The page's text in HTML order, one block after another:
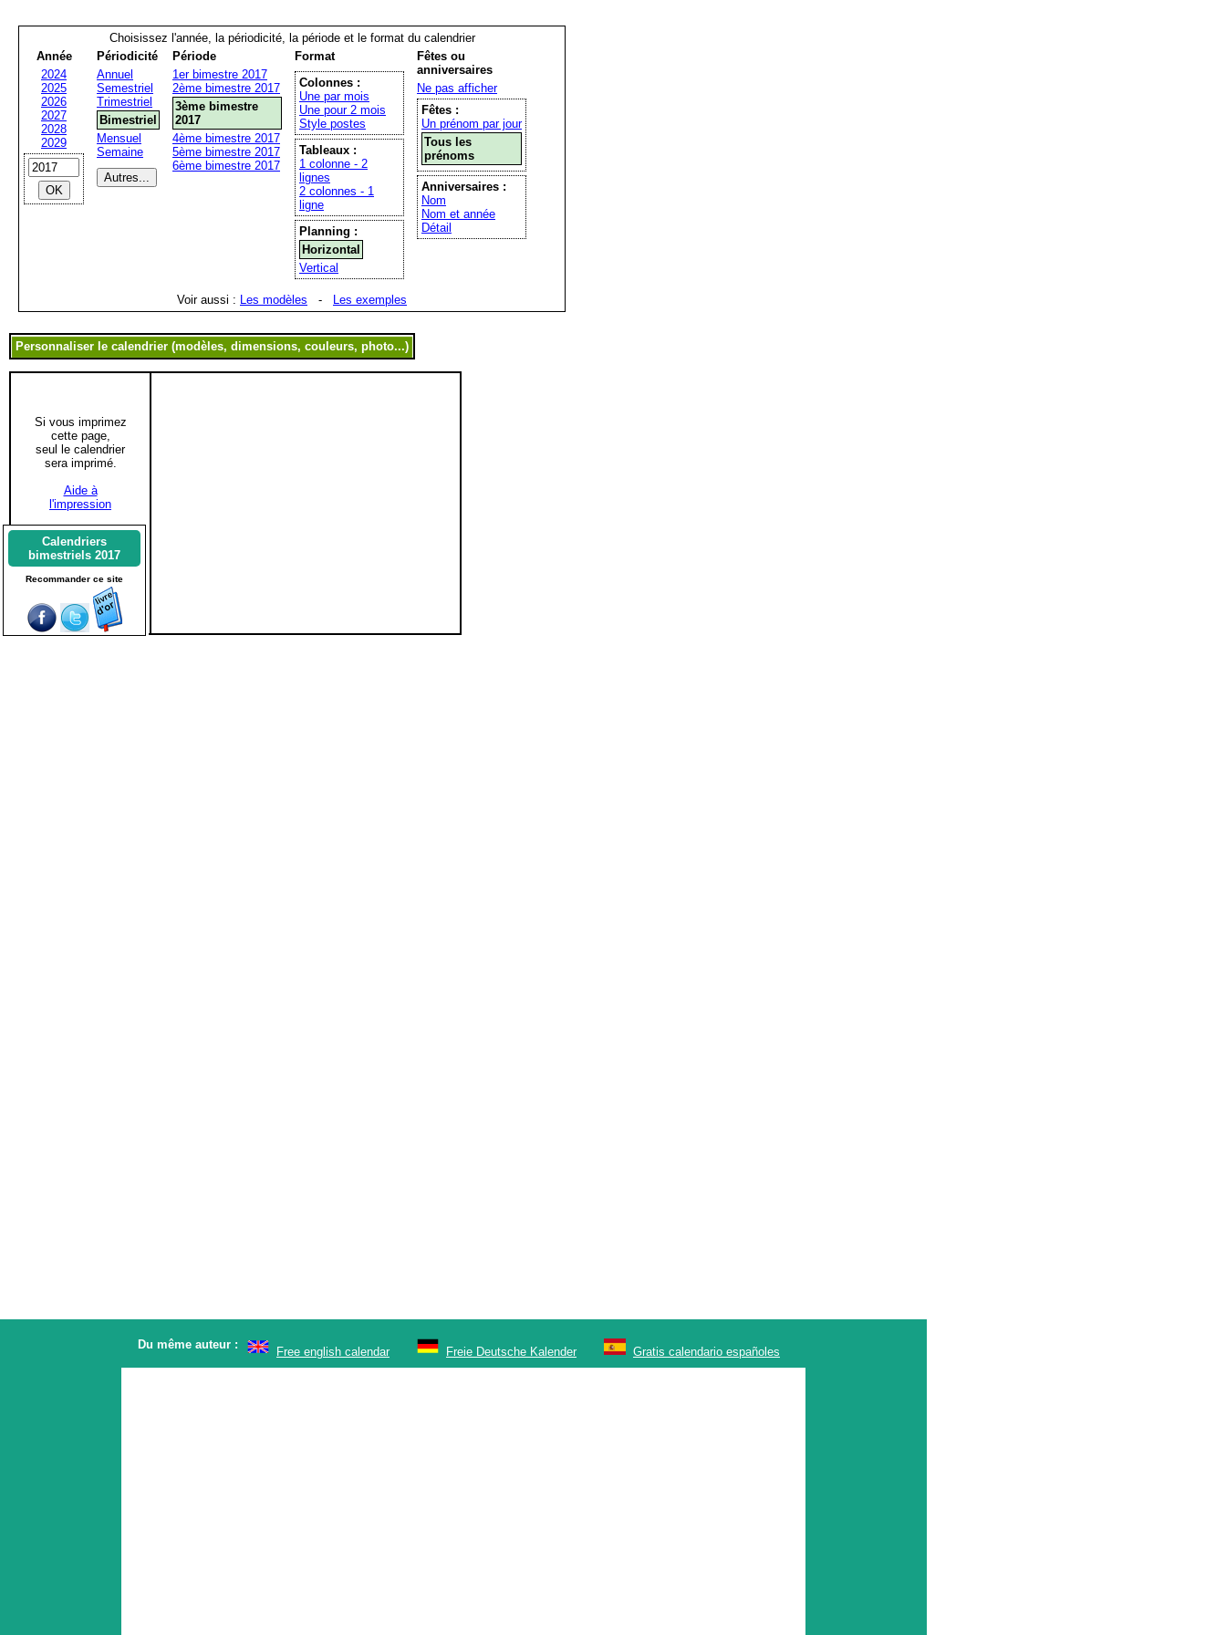
Choisissez l'année, la périodicité, la période et le format du calendrier
Année
2024
2025
2026
2027
2028
2029
Périodicité
Annuel
Semestriel
Trimestriel
Bimestriel
Mensuel
Semaine
Période
1er bimestre 2017
2ème bimestre 2017
3ème bimestre
2017
4ème bimestre 2017
5ème bimestre 2017
6ème bimestre 2017
Format
Colonnes :
Une par mois
Une pour 2 mois
Style postes
Tableaux :
1 colonne - 2
lignes
2 colonnes - 1
ligne
Planning :
Horizontal
Vertical
Fêtes ou
anniversaires
Ne pas afficher
Fêtes :
Un prénom par jour
Tous les
prénoms
Anniversaires :
Nom
Nom et année
Détail
Voir aussi : Les modèles - Les exemples
Si vous imprimez
cette page,
seul le calendrier
sera imprimé.
Aide à
l'impression
Calendriers
bimestriels 2017
Recommander ce site
Du même auteur :
Free english calendar Freie Deutsche Kalender Gratis calendario españoles